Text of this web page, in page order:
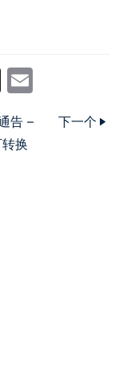
X
告 –
换
下一个